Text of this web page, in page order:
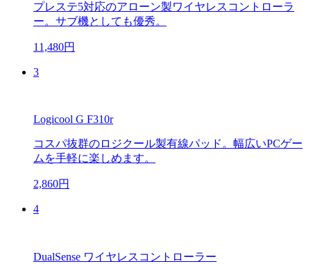
プレステ5対応のアローン製ワイヤレスコントローラ
ー。サブ機としても優秀。
11,480円
3
Logicool G F310r
コスパ抜群のロジクール製有線パッド。幅広いPCゲー
ムを手軽に楽しめます。
2,860円
4
DualSense ワイヤレスコントローラー